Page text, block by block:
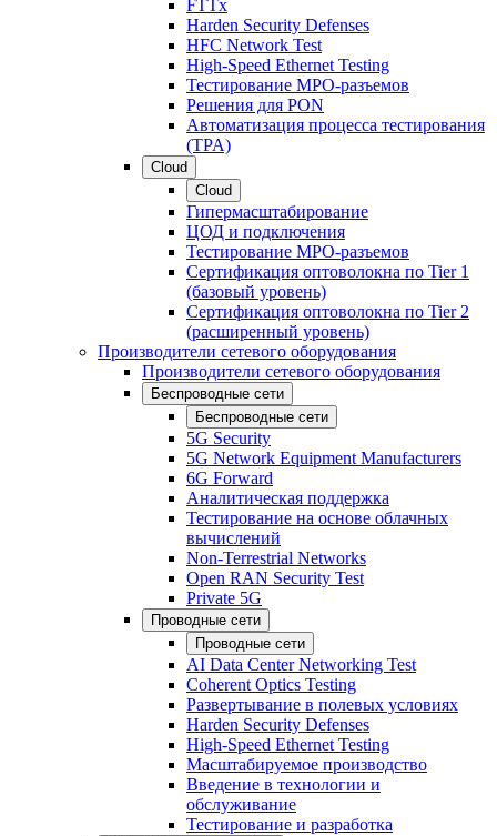
FTTx
Harden Security Defenses
HFC Network Test
High-Speed Ethernet Testing
Тестирование МРО-разъемов
Решения для PON
Автоматизация процесса тестирования
(TPA)
Cloud
Cloud
Гипермасштабирование
ЦОД и подключения
Тестирование МРО-разъемов
Сертификация оптоволокна по Tier 1
(базовый уровень)
Сертификация оптоволокна по Tier 2
(расширенный уровень)
Производители сетевого оборудования
Производители сетевого оборудования
Беспроводные сети
Беспроводные сети
5G Security
5G Network Equipment Manufacturers
6G Forward
Аналитическая поддержка
Тестирование на основе облачных
вычислений
Non-Terrestrial Networks
Open RAN Security Test
Private 5G
Проводные сети
Проводные сети
AI Data Center Networking Test
Coherent Optics Testing
Развертывание в полевых условиях
Harden Security Defenses
High-Speed Ethernet Testing
Масштабируемое производство
Введение в технологии и
обслуживание
Тестирование и разработка